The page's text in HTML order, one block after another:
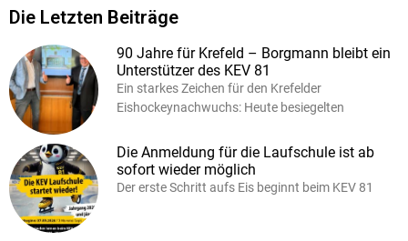
Die Letzten Beiträge
90 Jahre für Krefeld – Borgmann bleibt ein
Unterstützer des KEV 81
Ein starkes Zeichen für den Krefelder
Eishockeynachwuchs: Heute besiegelten
Die Anmeldung für die Laufschule ist ab
sofort wieder möglich
Der erste Schritt aufs Eis beginnt beim KEV 81